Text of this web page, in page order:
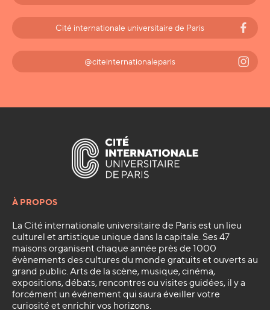
Cité internationale universitaire de Paris
@citeinternationaleparis
À PROPOS
La Cité internationale universitaire de Paris est un lieu
culturel et artistique unique dans la capitale. Ses 47
maisons organisent chaque année près de 1000
évènements des cultures du monde gratuits et ouverts au
grand public. Arts de la scène, musique, cinéma,
expositions, débats, rencontres ou visites guidées, il y a
forcément un événement qui saura éveiller votre
curiosité et enrichir vos horizons.